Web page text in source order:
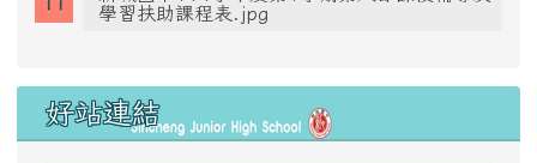
學習扶助課程表.jpg
好站連結